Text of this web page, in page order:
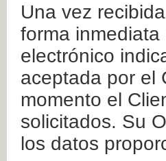
Una vez
forma
electrónico
aceptada por el
momento el
solicitados. Su
los datos